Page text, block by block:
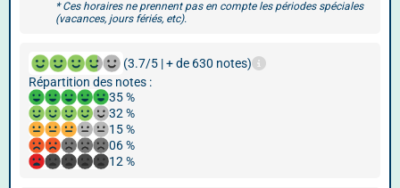
* Ces horaires ne prennent pas en compte les périodes spéciales
(vacances, jours fériés, etc).
(3.7/5 | + de 630 notes)
Répartition des notes :
35 %
32 %
15 %
06 %
12 %